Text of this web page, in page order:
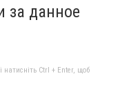
за данное
натисніть Ctrl + Enter, щоб